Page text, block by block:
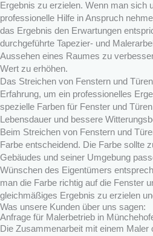
Ergebnis zu erzielen. Wenn man sich
professionelle Hilfe in Anspruch
das Ergebnis den Erwartungen
durchgeführte Tapezier- und
Aussehen eines Raumes zu
Wert zu erhöhen.
Das Streichen von Fenstern und
Erfahrung, um ein professionelles
spezielle Farben für Fenster und
Lebensdauer und bessere
Beim Streichen von Fenstern und
Farbe entscheidend. Die Farbe sollte
Gebäudes und seiner Umgebung
Wünschen des Eigentümers
man die Farbe richtig auf die Fenster
gleichmäßiges Ergebnis zu erzielen
Was unsere Kunden über uns sagen:
Anfrage für Malerbetrieb in
Die Zusammenarbeit mit einem Maler